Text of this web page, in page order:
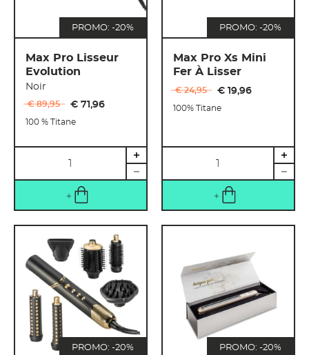
PROMO: -20%
Max Pro Lisseur
Evolution
Noir
€ 89,95 € 71,96
100 % Titane
PROMO: -20%
Max Pro Xs Mini
Fer À Lisser
€ 24,95 € 19,96
100% Titane
PROMO: -20% PROMO: -20%